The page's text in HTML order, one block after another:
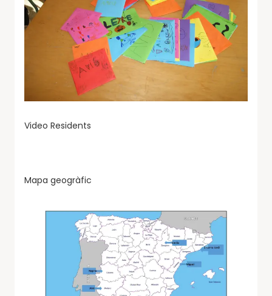
Video Residents
Mapa geogràfic